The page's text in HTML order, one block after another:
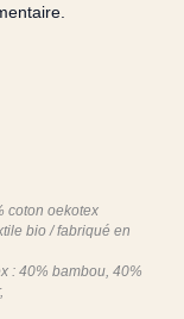
coton oekotex
bio / fabriqué en
: 40% bambou, 40%